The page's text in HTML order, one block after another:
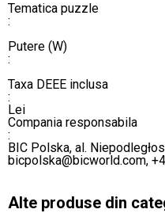
​​​​​​​​​​​​​​Tematica puzzle
:
Putere (W)
:
Taxa DEEE inclusa
:
Lei
Compania responsabila
:
BIC Polska, al.
bicpolska@bicworld.com,
Alte produse din